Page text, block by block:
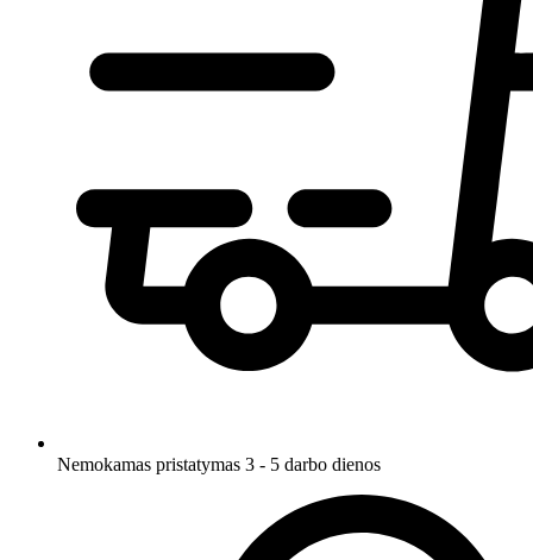
Nemokamas pristatymas 3 - 5 darbo dienos